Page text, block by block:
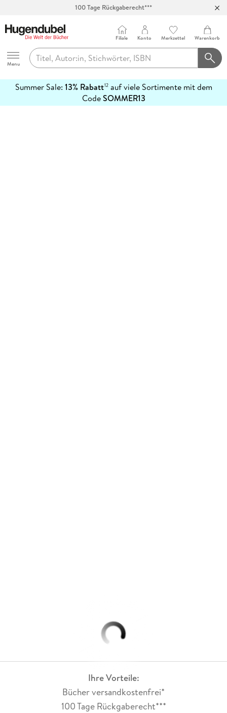
100 Tage Rückgaberecht***
Hugendubel
Menu
Filiale Konto Merkzettel Warenkorb
Summer Sale: 13% Rabatt12auf viele Sortimente mit dem
CodeSOMMER13
erfahren
Ihre Vorteile:
Bücher versandkostenfrei*
100 Tage Rückgaberecht***